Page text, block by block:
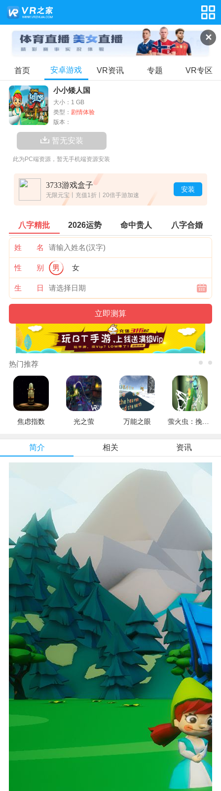
✕
首页 安卓游戏 VR资讯 专题 VR专区
小小矮人国
大小：1 GB
类型： 剧情体验
版本：
暂无安装
此为PC端资源，暂无手机端资源安装
3733游戏盒子
无限元宝丨充值1折丨20倍手游加速
安装
八字精批 2026运势 命中贵人 八字合婚
姓 名
性 别 男 女
生 日
热门推荐
焦虑指数 光之萤 万能之眼
简介 相关 资讯